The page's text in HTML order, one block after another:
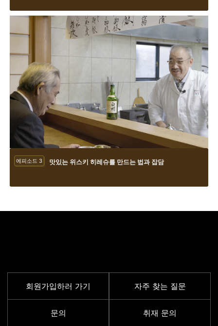
에피소드 3 맛있는 위스키 히레슈를 만드는 법과 잡담
회원가입하러 가기 자주 찾는 질문
문의 취재 문의